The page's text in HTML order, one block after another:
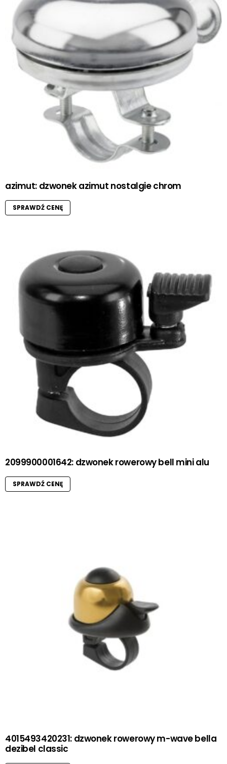
azimut: dzwonek azimut nostalgie chrom
SPRAWDŹ CENĘ
2099900001642: dzwonek rowerowy bell mini alu
SPRAWDŹ CENĘ
4015493420231: dzwonek rowerowy m-wave bella
dezibel classic